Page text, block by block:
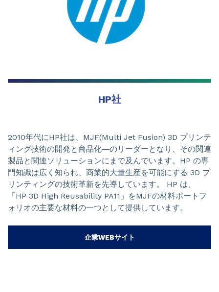
HP社
2010年代にHP社は、MJF(Multi Jet Fusion) 3D プリンテ
ィング技術の開発と商品化―のリーダーとなり、その関連
製品と関連ソリューションにまで及んでいます。HP の専
門知識は広く知られ、商業的大量生産を可能にする 3D プ
リンティングの技術革新を先導しています。 HP は、
「HP 3D High Reusability PA11」をMJFの材料ポートフ
ォリオの主要な材料の一つとして提供しています。
企業WEBサイト